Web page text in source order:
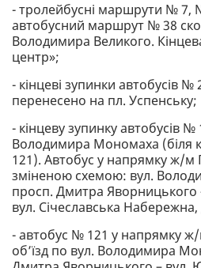
- тролейбусні маршрути № 7,
автобусний маршрут № 38
Володимира Великого.
центр»;
- кінцеві зупинки автобусів
перенесено на пл. Успенську;
- кінцеву зупинку автобусів
Володимира Мономаха (біля
121). Автобус у напрямку ж/м
зміненою схемою: вул.
просп. Дмитра Яворницького
вул. Січеславська
- автобус № 121 у напрямку
об’їзд по вул. Володимира